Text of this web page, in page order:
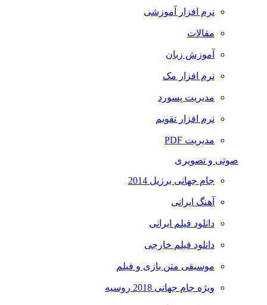
نرم افزار آموزشی
مقالات
آموزش زبان
نرم افزار مک
مدیریت پسورد
نرم افزار تقویم
مدیریت PDF
صوتی و تصویری
جام جهانی برزیل 2014
آهنگ ایرانی
دانلود فیلم ایرانی
دانلود فیلم خارجی
موسیقی متن بازی و فیلم
ویژه جام جهانی 2018 روسیه